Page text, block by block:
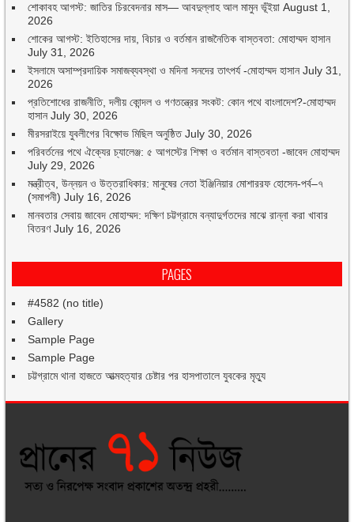
শোকাবহ আগস্ট: জাতির চিরবেদনার মাস— আবদুল্লাহ আল মামুন ভূঁইয়া August 1,
2026
শোকের আগস্ট: ইতিহাসের দায়, বিচার ও বর্তমান রাজনৈতিক বাস্তবতা: মোহাম্মদ হাসান
July 31, 2026
ইসলামে অসাম্প্রদায়িক সমাজব্যবস্থা ও মদিনা সনদের তাৎপর্য -মোহাম্মদ হাসান July 31,
2026
প্রতিশোধের রাজনীতি, দলীয় কোন্দল ও গণতন্ত্রের সংকট: কোন পথে বাংলাদেশ?-মোহাম্মদ
হাসান July 30, 2026
মীরসরাইয়ে যুবলীগের বিক্ষোভ মিছিল অনুষ্ঠিত July 30, 2026
পরিবর্তনের পথে ঐক্যের চ্যালেঞ্জ: ৫ আগস্টের শিক্ষা ও বর্তমান বাস্তবতা -জাবেদ মোহাম্মদ
July 29, 2026
মন্ত্রীত্ব, উন্নয়ন ও উত্তরাধিকার: মানুষের নেতা ইঞ্জিনিয়ার মোশাররফ হোসেন-পর্ব–৭
(সমাপনী) July 16, 2026
মানবতার সেবায় জাবেদ মোহাম্মদ: দক্ষিণ চট্টগ্রামে বন্যাদুর্গতদের মাঝে রান্না করা খাবার
বিতরণ July 16, 2026
PAGES
#4582 (no title)
Gallery
Sample Page
Sample Page
চট্টগ্রামে থানা হাজতে আত্মহত্যার চেষ্টার পর হাসপাতালে যুবকের মৃত্যু